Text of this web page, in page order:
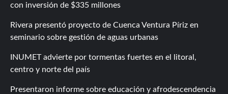
con inversión de $335 millones
Rivera presentó proyecto de Cuenca Ventura Píriz en
seminario sobre gestión de aguas urbanas
INUMET advierte por tormentas fuertes en el litoral,
centro y norte del país
Presentaron informe sobre educación y afrodescendencia